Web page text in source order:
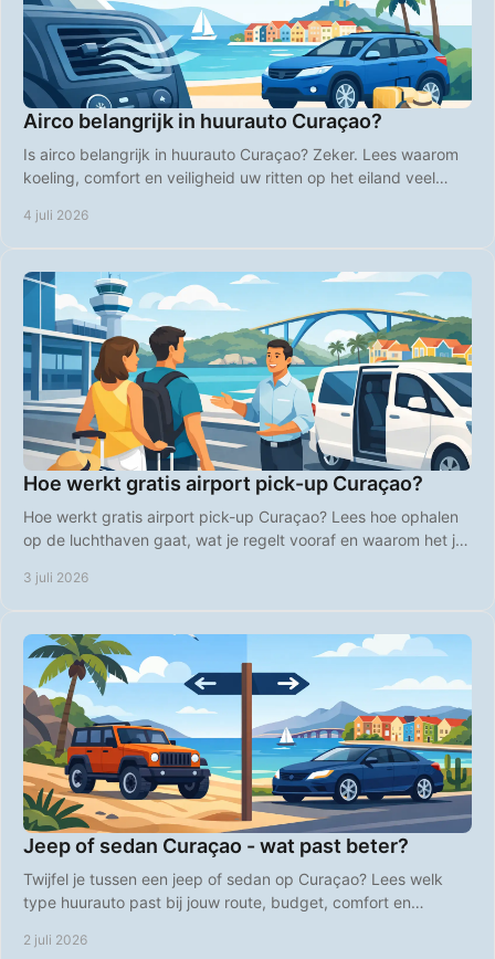
Airco belangrijk in huurauto Curaçao?
Is airco belangrijk in huurauto Curaçao? Zeker. Lees waarom
koeling, comfort en veiligheid uw ritten op het eiland veel
4 juli 2026
Hoe werkt gratis airport pick-up Curaçao?
Hoe werkt gratis airport pick-up Curaçao? Lees hoe ophalen
op de luchthaven gaat, wat je regelt vooraf en waarom het je
3 juli 2026
Jeep of sedan Curaçao - wat past beter?
Twijfel je tussen een jeep of sedan op Curaçao? Lees welk
type huurauto past bij jouw route, budget, comfort en
2 juli 2026